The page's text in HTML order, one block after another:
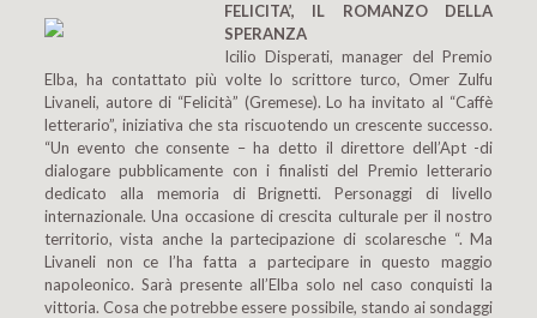
FELICITA’, IL ROMANZO DELLA
SPERANZA
Icilio Disperati, manager del Premio
Elba, ha contattato più volte lo scrittore turco, Omer Zulfu
Livaneli, autore di “Felicità” (Gremese). Lo ha invitato al “Caffè
letterario”, iniziativa che sta riscuotendo un crescente successo.
“Un evento che consente – ha detto il direttore dell’Apt -di
dialogare pubblicamente con i finalisti del Premio letterario
dedicato alla memoria di Brignetti. Personaggi di livello
internazionale. Una occasione di crescita culturale per il nostro
territorio, vista anche la partecipazione di scolaresche “. Ma
Livaneli non ce l’ha fatta a partecipare in questo maggio
napoleonico. Sarà presente all’Elba solo nel caso conquisti la
vittoria. Cosa che potrebbe essere possibile, stando ai sondaggi